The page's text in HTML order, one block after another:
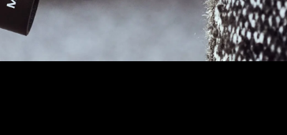
Accessoires & Collection